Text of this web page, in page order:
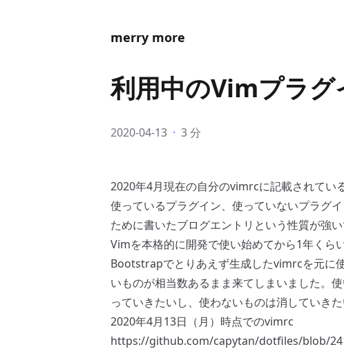
merry more
利用中のVimプラグ
2020-04-13 · 3 分
2020年4月現在の自分のvimrcに記載されてい
使っているプラグイン、使っていないプラグ
ために書いたブログエントリという性質が強い
Vimを本格的に開発で使い始めてから1年くら
Bootstrapでとりあえず生成したvimrcを元に
いものが相当数あるまま来てしまいました。
っていきたいし、使わないものは消していきた
2020年4月13日（月）時点でのvimrc
https://github.com/capytan/dotfiles/blob/